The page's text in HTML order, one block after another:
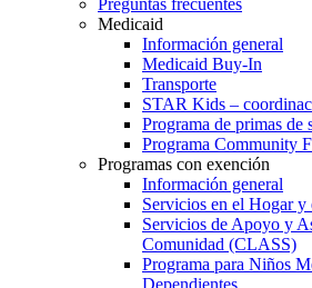
Medicaid
Información general
Medicaid Buy-In
Transporte
STAR Kids –
Programa de primas
Programa Community
Programas con exención
Información general
Servicios en el Hogar
Servicios de Apoyo y
Comunidad (CLASS)
Programa para Niños
Dependientes